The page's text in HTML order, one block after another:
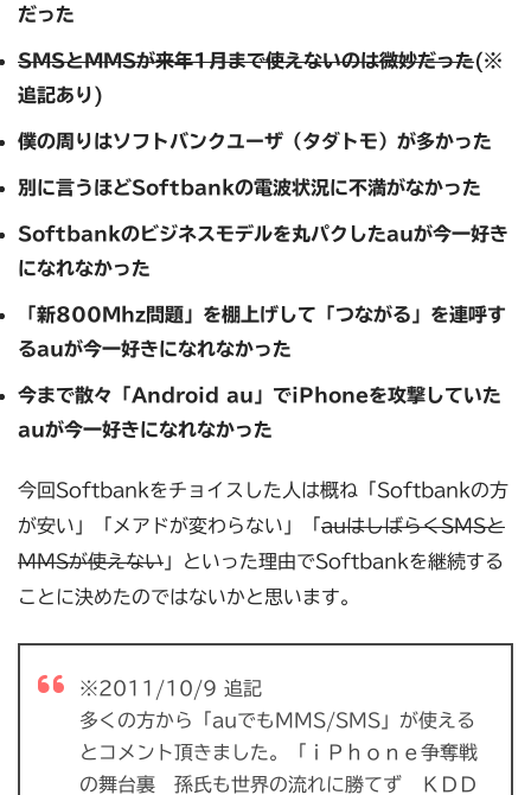
だった
SMSとMMSが来年1月まで使えないのは微妙だった(※
追記あり)
僕の周りはソフトバンクユーザ（タダトモ）が多かった
別に言うほどSoftbankの電波状況に不満がなかった
Softbankのビジネスモデルを丸パクしたauが今一好き
になれなかった
「新800Mhz問題」を棚上げして「つながる」を連呼す
るauが今一好きになれなかった
今まで散々「Android au」でiPhoneを攻撃していた
auが今一好きになれなかった
今回Softbankをチョイスした人は概ね「Softbankの方
が安い」「メアドが変わらない」「auはしばらくSMSと
MMSが使えない 」といった理由でSoftbankを継続する
ことに決めたのではないかと思います。
※2011/10/9 追記
多くの方から「auでもMMS/SMS」が使える
とコメント頂きました。「ｉＰｈｏｎｅ争奪戦
の舞台裏 孫氏も世界の流れに勝てず ＫＤＤ